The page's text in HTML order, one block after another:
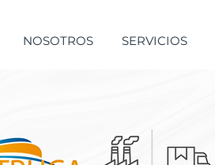
NOSOTROS SERVICIOS